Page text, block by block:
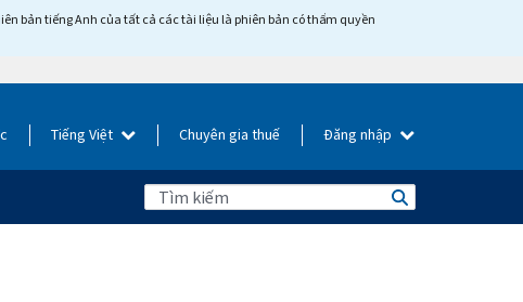
bản tiếng Anh của tất cả các tài liệu là phiên bản có thẩm quyền
Tiếng Việt Chuyên gia thuế Đăng nhập